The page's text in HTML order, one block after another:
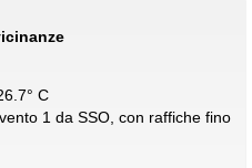
C
1 da SSO, con raffiche fino